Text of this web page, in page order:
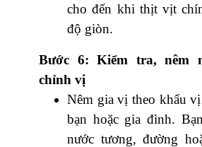
cho đến khi thịt vịt
độ giòn.
Bước 6: Kiểm tra, nêm
chỉnh vị
Nêm gia vị theo khẩu
bạn hoặc gia đình.
nước tương, đường